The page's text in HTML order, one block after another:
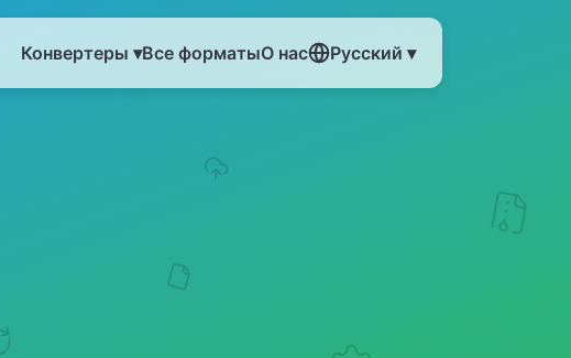
Конвертеры ▾Все форматыО нас Русский ▾